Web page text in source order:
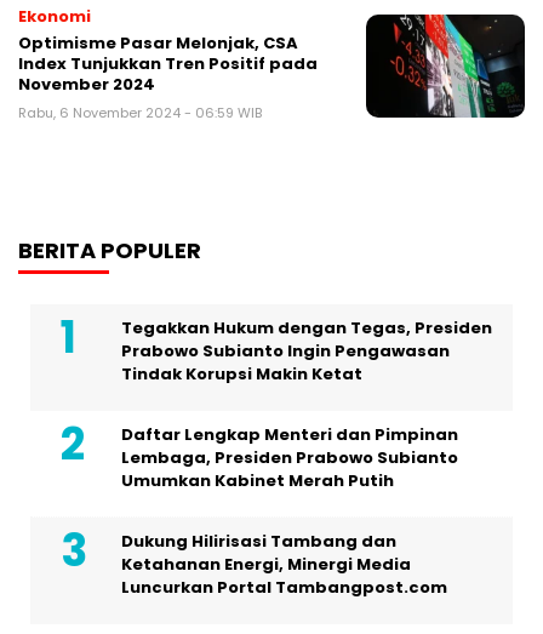
Ekonomi
Optimisme Pasar Melonjak, CSA
Index Tunjukkan Tren Positif pada
November 2024
Rabu, 6 November 2024 - 06:59 WIB
BERITA POPULER
Tegakkan Hukum dengan Tegas, Presiden
Prabowo Subianto Ingin Pengawasan
Tindak Korupsi Makin Ketat
Daftar Lengkap Menteri dan Pimpinan
Lembaga, Presiden Prabowo Subianto
Umumkan Kabinet Merah Putih
Dukung Hilirisasi Tambang dan
Ketahanan Energi, Minergi Media
Luncurkan Portal Tambangpost.com